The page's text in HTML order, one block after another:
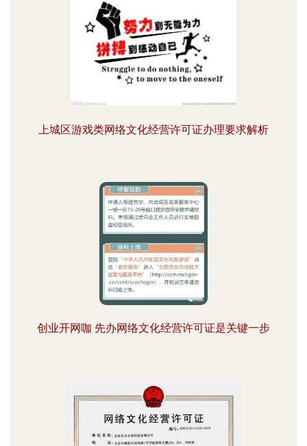
上城区游戏类网络文化经营许可证办理要求解析
创业开网咖 先办网络文化经营许可证是关键一步